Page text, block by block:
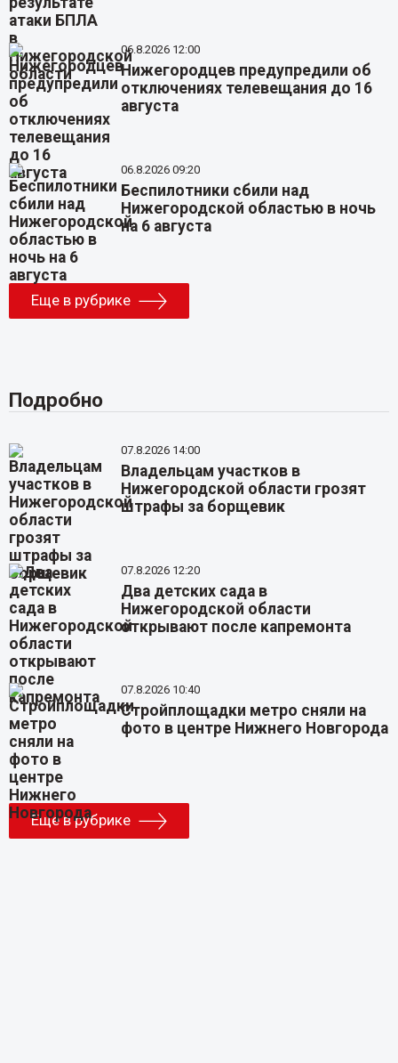
06.8.2026 12:00
Нижегородцев предупредили об
отключениях телевещания до 16
августа
06.8.2026 09:20
Беспилотники сбили над
Нижегородской областью в ночь
на 6 августа
Еще в рубрике
Подробно
07.8.2026 14:00
Владельцам участков в
Нижегородской области грозят
штрафы за борщевик
07.8.2026 12:20
Два детских сада в
Нижегородской области
открывают после капремонта
07.8.2026 10:40
Стройплощадки метро сняли на
фото в центре Нижнего Новгорода
Еще в рубрике